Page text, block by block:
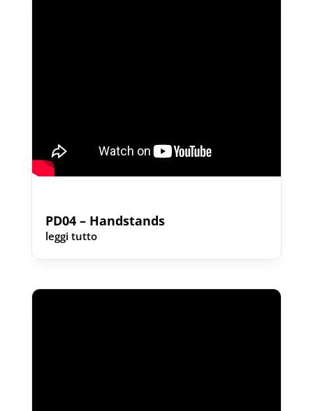
PD04 – Handstands
leggi tutto